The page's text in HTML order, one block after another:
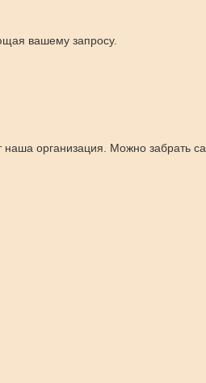
вашему запросу.
наша организация. Можно забрать